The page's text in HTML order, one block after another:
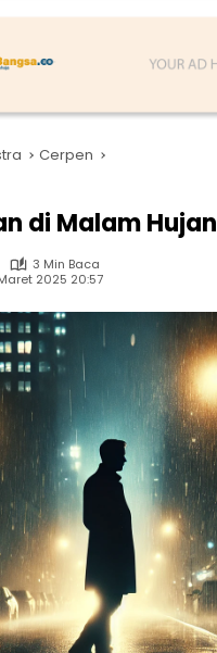
Cerpen
di Malam Hujan
3 Min Baca
2025 20:57